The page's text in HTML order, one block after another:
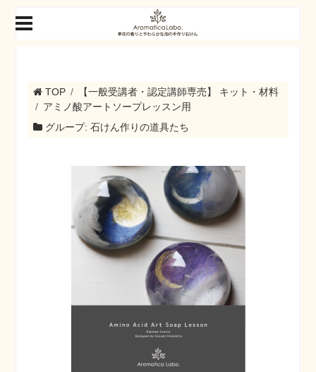
TOP
【一般受講者・認定講師専売】 キット・材料
アミノ酸アートソープレッスン用
グループ: 石けん作りの道具たち